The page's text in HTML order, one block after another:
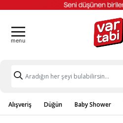
Alışveriş Düğün Baby Shower